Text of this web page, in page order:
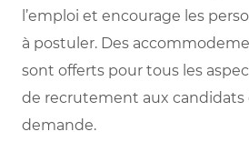
l’emploi et encourage les
à postuler. Des
sont offerts pour tous les
de recrutement aux candidats
demande.